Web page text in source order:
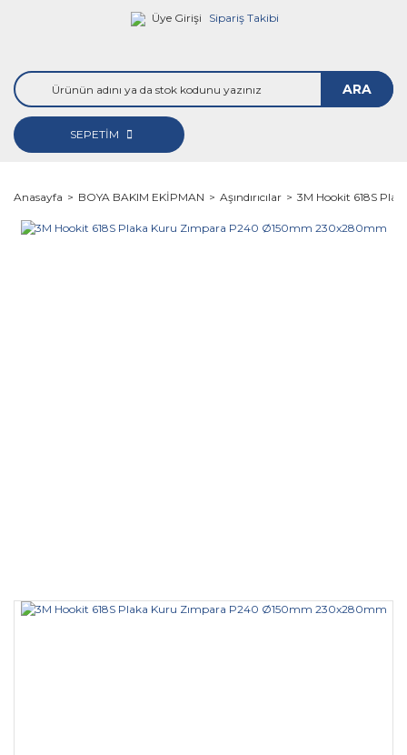
Üye Girişi Sipariş Takibi
ARA
SEPETİM
Anasayfa BOYA BAKIM EKİPMAN Aşındırıcılar 3M Hookit 618S